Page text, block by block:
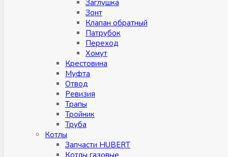
Заглушкa
Зонт
Клапан обратный
Патрубок
Переход
Хомут
Крестовина
Муфтa
Отвод
Ревизия
Трапы
Тройник
Труба
Котлы
Запчасти HUBERT
Котлы газовые